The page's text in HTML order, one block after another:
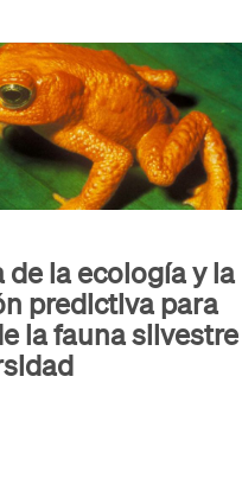
la ecología y la
predictiva para
la fauna silvestre